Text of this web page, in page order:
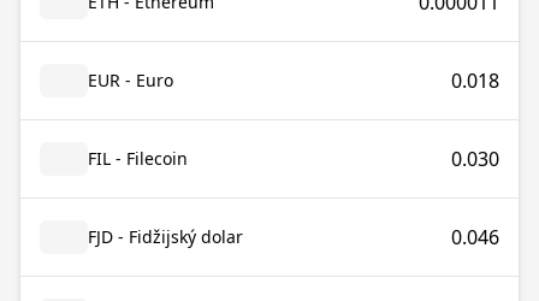
EUR - Euro 0.018
FIL - Filecoin 0.030
FJD - Fidžijský dolar 0.046